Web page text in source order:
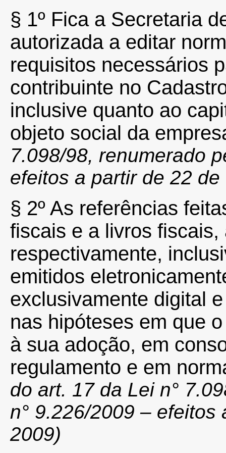
§ 1º Fica a Secretaria
autorizada a editar
requisitos necessários
contribuinte no
inclusive quanto ao
objeto social da
7.098/98, renumerado
efeitos a partir de 22
§ 2º As referências
fiscais e a livros fiscais,
respectivamente,
emitidos
exclusivamente digital
nas hipóteses em que
à sua adoção, em
regulamento e em
do art. 17 da Lei n°
n° 9.226/2009 –
2009)